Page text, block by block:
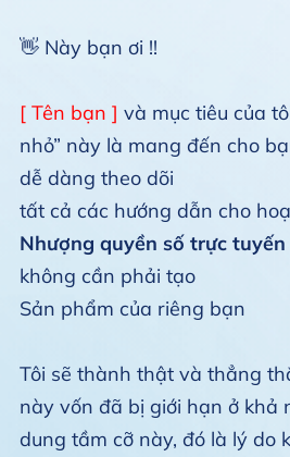
👋 Này bạn ơi !!
[ Tên bạn ] và mục tiêu của
nhỏ” này là mang đến cho
dễ dàng theo dõi
tất cả các hướng dẫn cho
Nhượng quyền số trực
không cần phải tạo
Sản phẩm của riêng bạn
Tôi sẽ thành thật và thẳng
này vốn đã bị giới hạn ở khả
dung tầm cỡ này, đó là lý do